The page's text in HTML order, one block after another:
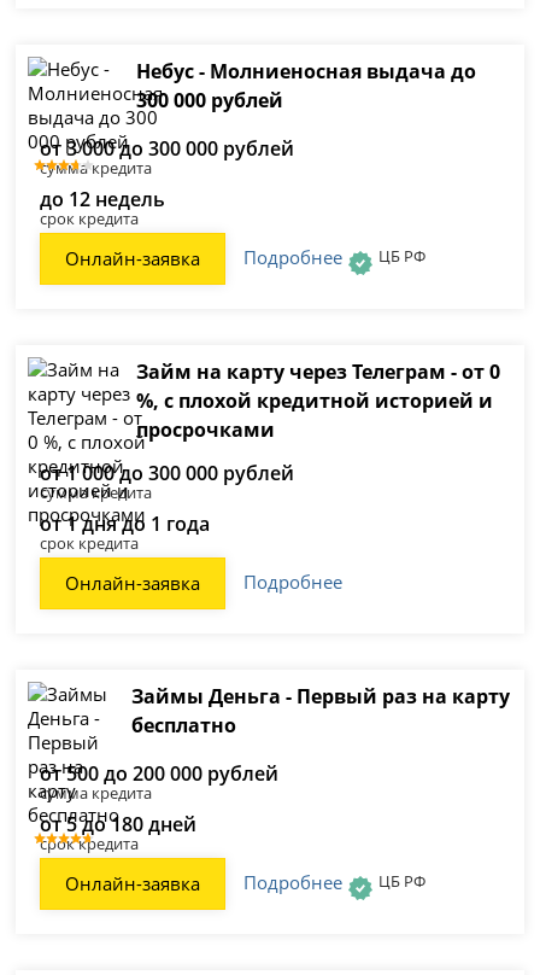
Небус - Молниеносная выдача до
300 000 рублей
от 3 000 до 300 000 рублей
сумма кредита
до 12 недель
срок кредита
Онлайн-заявка Подробнее ЦБ РФ
Займ на карту через Телеграм - от 0
%, с плохой кредитной историей и
просрочками
от 1 000 до 300 000 рублей
сумма кредита
от 1 дня до 1 года
срок кредита
Онлайн-заявка Подробнее
Займы Деньга - Первый раз на карту
бесплатно
от 500 до 200 000 рублей
сумма кредита
от 5 до 180 дней
срок кредита
Онлайн-заявка Подробнее ЦБ РФ